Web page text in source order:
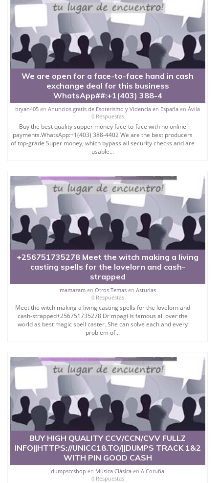
We are open for a face-to-face hand in cash
exchange deal for this business
WhatsApp##:+1(403) 388-4
bryan405 enAnuncios gratis de Esoterismo y Videncia en España enÁvila
0 Respuestas
Buy the best quality supper money face-to-face with no online
payments.WhatsApp:+1(403) 388-4402 We are the best producers
of top-grade Super money, which bypass all security checks and are
usable...
+256751735278 Meet the witch making a living
casting spells for the lovelorn and cash-
strapped
mamazamen Otros Temasen Asturias
0 Respuestas
Meet the witch making a living casting spells for the lovelorn and
cash-strapped+256751735278 Dr mpagi is famous all over the
world as best magic spell caster. She can solve each and every
problem of...
BUY HIGH QUALITY CCV/CCN/CVV FULLZ
INFO||HTTPS://UNICC18.TO/||DUMPS TRACK 1&2
WITH PIN GOOD CASH
dumpsccshop en Música Clásica enA Coruña
0 Respuestas